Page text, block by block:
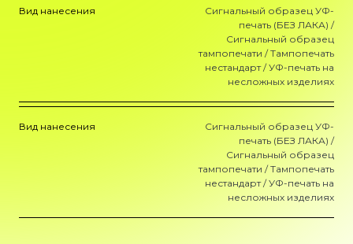
Вид нанесения
Сигнальный образец УФ-
печать (БЕЗ ЛАКА) /
Сигнальный образец
тампопечати / Тампопечать
нестандарт / УФ-печать на
несложных изделиях
Вид нанесения
Сигнальный образец УФ-
печать (БЕЗ ЛАКА) /
Сигнальный образец
тампопечати / Тампопечать
нестандарт / УФ-печать на
несложных изделиях